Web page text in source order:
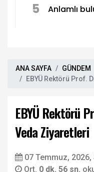
5 Anlamlı
ANA SAYFA
GÜNDEM
EBYÜ Rektörü Prof.
EBYÜ Rektörü
Veda Ziyaretleri
07 Temmuz, 2026,
Ort. 0 dk. 56 sn.